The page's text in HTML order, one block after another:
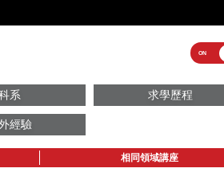
系 求學歷程
經驗
相同領域講座